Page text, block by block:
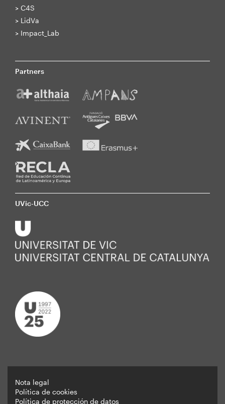
> C4S
> LidVa
> Impact_Lab
Partners
UVic-UCC
Nota legal
Política de cookies
Política de protección de datos